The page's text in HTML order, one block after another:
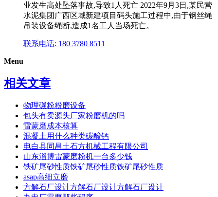
业发生高处坠落事故,导致1人死亡 2022年9月3日,某民营
水泥集团广西区域新建项目码头施工过程中,由于钢丝绳
吊装设备绳断,造成1名工人当场死亡。
联系电话: 180 3780 8511
Menu
相关文章
物理碳粉粉磨设备
包头有卖源头厂家粉磨机的吗
雷蒙磨成本核算
混凝土用什么种类碳酸钙
电白县同昌土石方机械工程有限公司
山东淄博雷蒙磨粉机一台多少钱
铁矿尾砂性质铁矿尾砂性质铁矿尾砂性质
asap高细立磨
方解石厂设计方解石厂设计方解石厂设计